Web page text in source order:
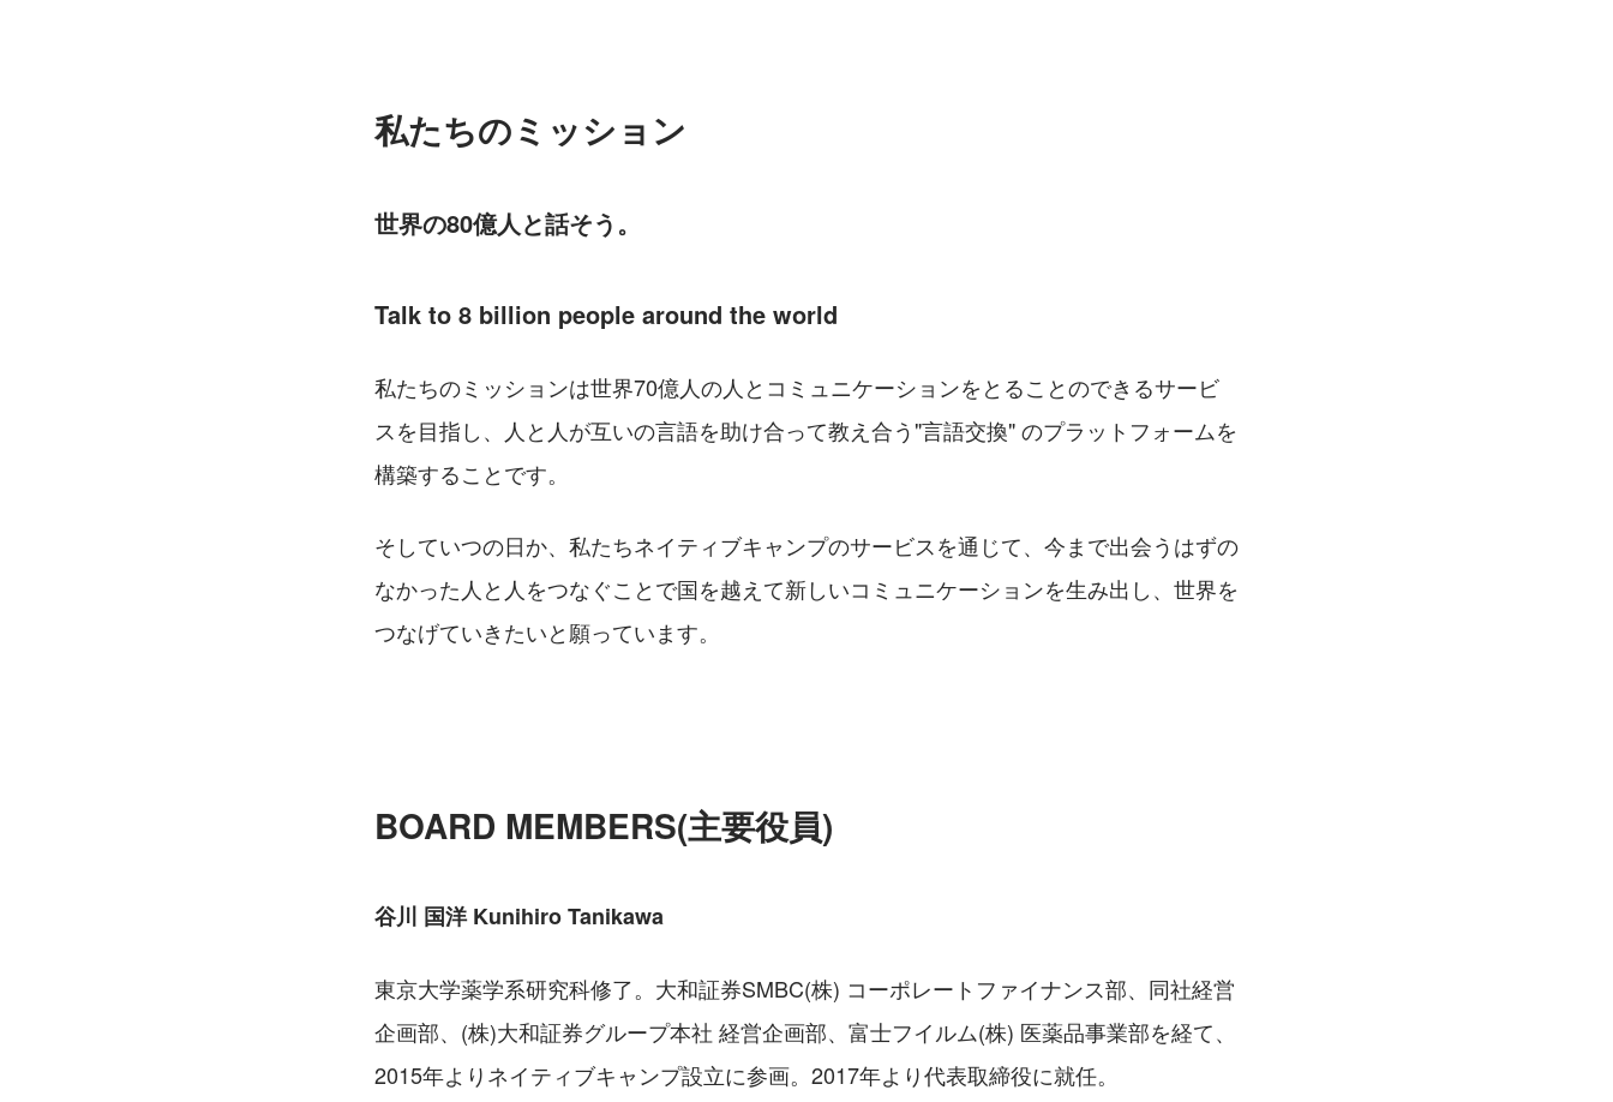
私たちのミッション
世界の80億人と話そう。
Talk to 8 billion people around the world
私たちのミッションは世界70億人の人とコミュニケーションをとることのできるサービ
スを目指し、人と人が互いの言語を助け合って教え合う"言語交換" のプラットフォームを
構築することです。
そしていつの日か、私たちネイティブキャンプのサービスを通じて、今まで出会うはずの
なかった人と人をつなぐことで国を越えて新しいコミュニケーションを生み出し、世界を
つなげていきたいと願っています。
BOARD MEMBERS(主要役員)
谷川 国洋 Kunihiro Tanikawa
東京大学薬学系研究科修了。大和証券SMBC(株) コーポレートファイナンス部、同社経営
企画部、(株)大和証券グループ本社 経営企画部、富士フイルム(株) 医薬品事業部を経て、
2015年よりネイティブキャンプ設立に参画。2017年より代表取締役に就任。